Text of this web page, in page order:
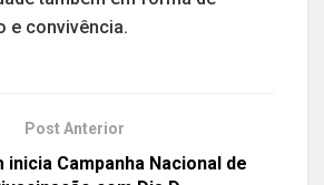
e convivência.
Post Anterior
inicia Campanha Nacional de